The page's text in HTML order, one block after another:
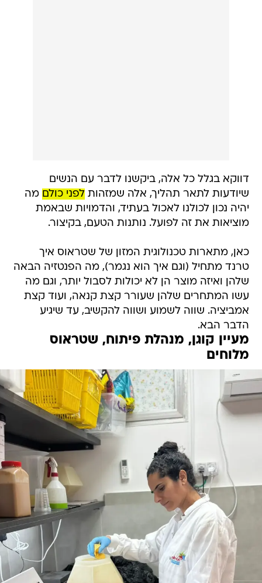
דווקא בגלל כל אלה, ביקשנו לדבר עם הנשים
שיודעות לתאר תהליך, אלה שמזהותלפני כולם מה
יהיה נכון לכולנו לאכול בעתיד, והדמויות שבאמת
מוציאות את זה לפועל. נותנות הטעם, בקיצור.
כאן, מתארות טכנולוגית המזון של שטראוס איך
טרנד מתחיל (וגם איך הוא נגמר), מה הפנטזיה הבאה
שלהן ואיזה מוצר הן לא יכולות לסבול יותר, וגם מה
עשו המתחרים שלהן שעורר קצת קנאה, ועוד קצת
אמביציה. שווה לשמוע ושווה להקשיב, עד שיגיע
הדבר הבא.
מעיין קוגן, מנהלת פיתוח, שטראוס
מלוחים